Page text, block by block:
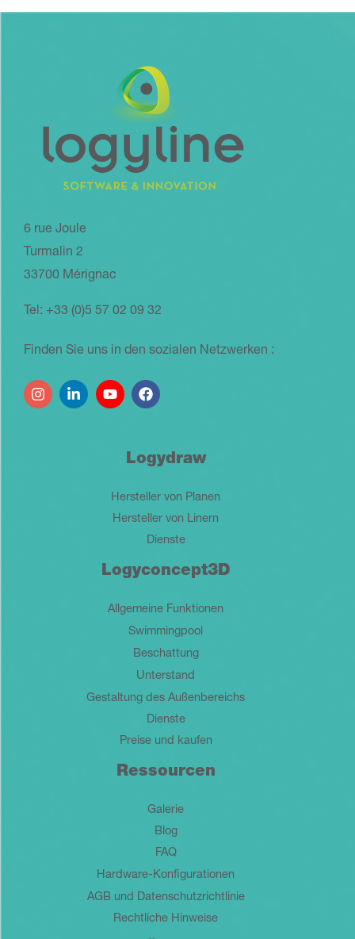
6 rue Joule
Turmalin 2
33700 Mérignac
Tel: +33 (0)5 57 02 09 32
Finden Sie uns in den sozialen Netzwerken :
Logydraw
Hersteller von Planen
Hersteller von Linern
Dienste
Logyconcept3D
Allgemeine Funktionen
Swimmingpool
Beschattung
Unterstand
Gestaltung des Außenbereichs
Dienste
Preise und kaufen
Ressourcen
Galerie
Blog
FAQ
Hardware-Konfigurationen
AGB und Datenschutzrichtlinie
Rechtliche Hinweise